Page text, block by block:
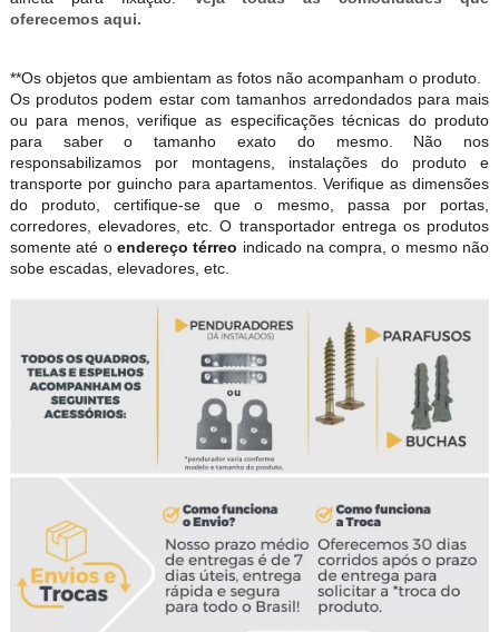
oferecemos aqui.
**Os objetos que ambientam as fotos não acompanham o produto.
Os produtos podem estar com tamanhos arredondados para mais
ou para menos, verifique as especificações técnicas do produto
para saber o tamanho exato do mesmo. Não nos
responsabilizamos por montagens, instalações do produto e
transporte por guincho para apartamentos. Verifique as dimensões
do produto, certifique-se que o mesmo, passa por portas,
corredores, elevadores, etc. O transportador entrega os produtos
somente até o endereço térreo indicado na compra, o mesmo não
sobe escadas, elevadores, etc.